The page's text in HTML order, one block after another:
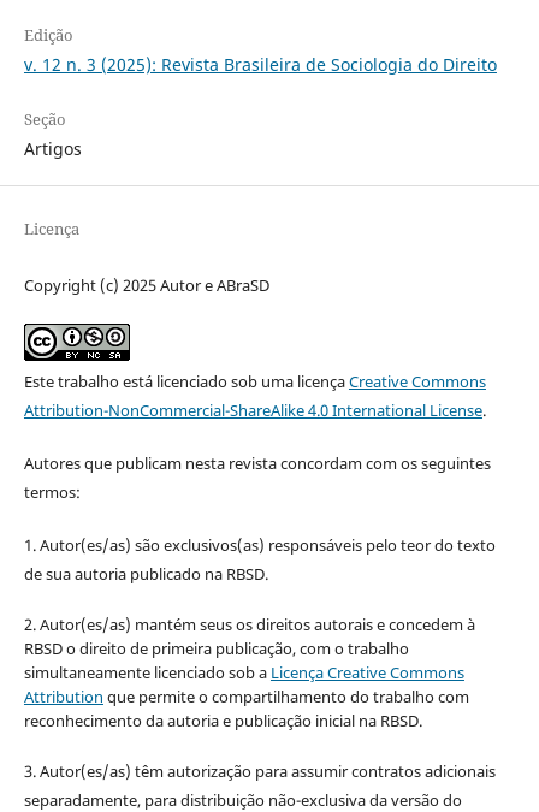
Edição
v. 12 n. 3 (2025): Revista Brasileira de Sociologia do Direito
Seção
Artigos
Licença
Copyright (c) 2025 Autor e ABraSD
Este trabalho está licenciado sob uma licençaCreative Commons
Attribution-NonCommercial-ShareAlike 4.0 International License.
Autores que publicam nesta revista concordam com os seguintes
termos:
1. Autor(es/as) são exclusivos(as) responsáveis pelo teor do texto
de sua autoria publicado na RBSD.
2. Autor(es/as) mantém seus os direitos autorais e concedem à
RBSD o direito de primeira publicação, com o trabalho
simultaneamente licenciado sob a Licença Creative Commons
Attribution que permite o compartilhamento do trabalho com
reconhecimento da autoria e publicação inicial na RBSD.
3. Autor(es/as) têm autorização para assumir contratos adicionais
separadamente, para distribuição não-exclusiva da versão do